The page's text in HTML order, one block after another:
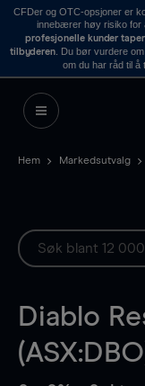
CFDer og OTC-opsjoner er
innebærer høy risiko for
profesjonelle kunder
tilbyderen . Du bør vurdere
om du har råd til å
Hem Markedsutvalg
Diablo